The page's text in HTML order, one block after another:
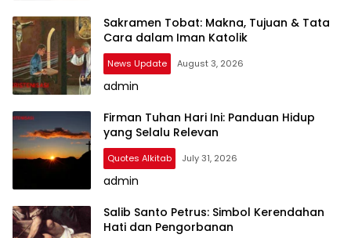
Sakramen Tobat: Makna, Tujuan & Tata
Cara dalam Iman Katolik
News Update August 3, 2026
admin
Firman Tuhan Hari Ini: Panduan Hidup
yang Selalu Relevan
Quotes Alkitab July 31, 2026
admin
Kristenisasi
Salib Santo Petrus: Simbol Kerendahan
Hati dan Pengorbanan